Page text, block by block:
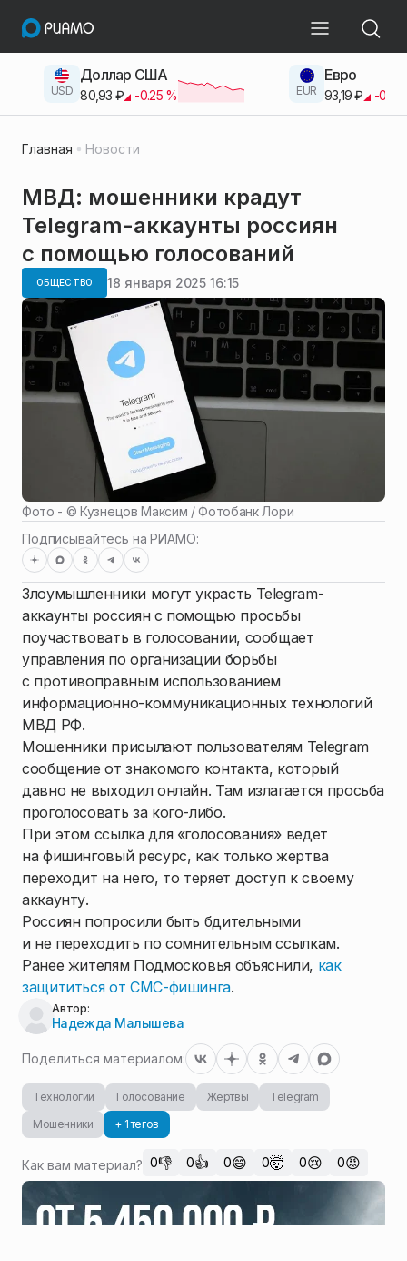
USD
Доллар США
80,93 ₽ -0.25% EUR
Евро
93,19 ₽ -0.42
Главная Новости
МВД: мошенники крадут
Telegram-аккаунты россиян
с помощью голосований
ОБЩЕСТВО 18 января 2025 16:15
Фото - ©Кузнецов Максим / Фотобанк Лори
Подписывайтесь на РИАМО:
Злоумышленники могут украсть Telegram-
аккаунты россиян с помощью просьбы
поучаствовать в голосовании, сообщает
управления по организации борьбы
с противоправным использованием
информационно-коммуникационных технологий
МВД РФ.
Мошенники присылают пользователям Telegram
сообщение от знакомого контакта, который
давно не выходил онлайн. Там излагается просьба
проголосовать за кого-либо.
При этом ссылка для «голосования» ведет
на фишинговый ресурс, как только жертва
переходит на него, то теряет доступ к своему
аккаунту.
Россиян попросили быть бдительными
и не переходить по сомнительным ссылкам.
Ранее жителям Подмосковья объяснили, как
защититься от СМС-фишинга.
Автор:
Надежда Малышева
Поделиться материалом:
Технологии Голосование Жертвы
Telegram
Мошенники
+ 1 тегов
Как вам материал? 0👎 0👍 0😄 0🤯 0😢 0😡